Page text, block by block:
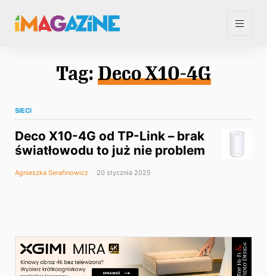
Tag: Deco X10-4G
SIECI
Deco X10-4G od TP-Link – brak
światłowodu to już nie problem
Agnieszka Serafinowicz 20 stycznia 2025